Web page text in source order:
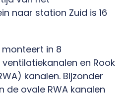
naar station Zuid is 16
in 8
en Rook
kanalen. Bijzonder
de ovale RWA kanalen